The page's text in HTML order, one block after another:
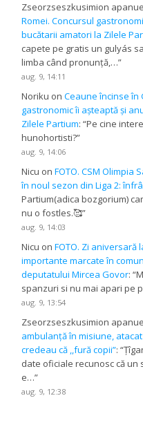
Zseorzseszkusimion
Romei. Concursul
bucătarii amatori la Zilele
capete pe gratis un gulyás
limba când pronunță,…”
aug. 9, 14:11
Noriku onCeaune încinse în
gastronomic îi așteaptă și
Zilele Partium: “Pe cine
hunohortisti?”
aug. 9, 14:06
Nicu onFOTO. CSM Olimpia
în noul sezon din Liga 2:
Partium(adica bozgorium)
nu o fostles.🥰”
aug. 9, 14:03
Nicu onFOTO. Zi aniversară
importante marcate în
deputatului Mircea Govor: “
spanzuri si nu mai apari pe
aug. 9, 13:54
Zseorzseszkusimion
ambulanță în misiune,
credeau că ,,fură copii”: “
date oficiale recunosc că un
e…”
aug. 9, 12:38